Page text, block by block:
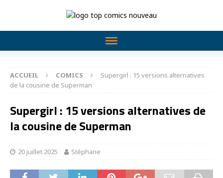
ACCUEIL COMICS
Supergirl : 15 versions alternatives
de la cousine de Superman
Supergirl : 15 versions alternatives de
la cousine de Superman
20 juillet 2025 Stéphane